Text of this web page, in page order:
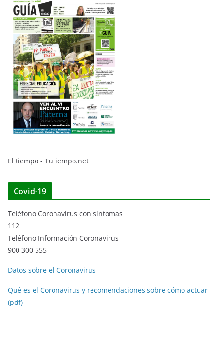
El tiempo - Tutiempo.net
Covid-19
Teléfono Coronavirus con síntomas
112
Teléfono Información Coronavirus
900 300 555
Datos sobre el Coronavirus
Qué es el Coronavirus y recomendaciones sobre cómo actuar
(pdf)